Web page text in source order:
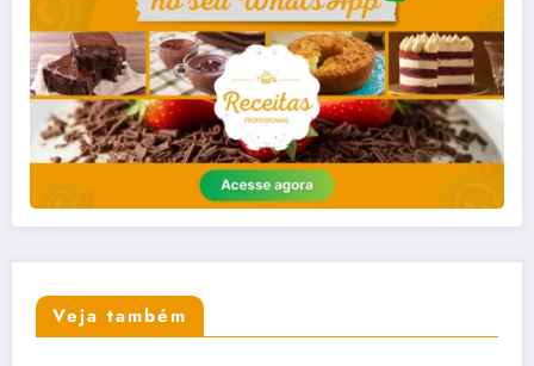
Veja também